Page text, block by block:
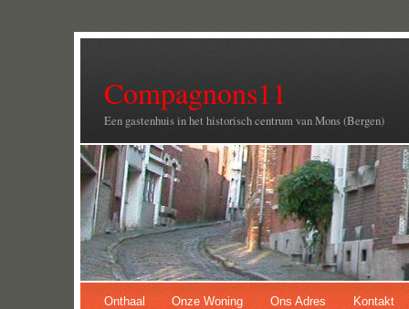
Compagnons11
Een gastenhuis in het historisch centrum van Mons (Bergen)
Onthaal Onze Woning Ons Adres Kontakt